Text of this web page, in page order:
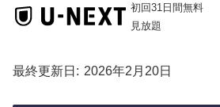
初回31日間無料
見放題
最終更新日 2026年2月20日